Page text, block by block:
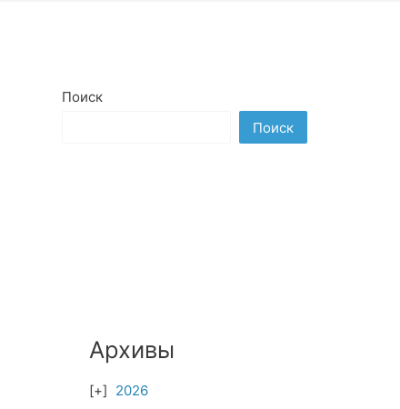
Поиск
Поиск
Архивы
2026